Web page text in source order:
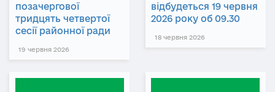
позачергової
тридцять четвертої
сесії районної ради
19 червня 2026
відбудеться 19 червня
2026 року об 09.30
18 червня 2026